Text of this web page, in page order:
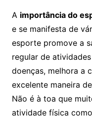
A importância do
e se manifesta de
esporte promove a
regular de
doenças, melhora a
excelente maneira
Não é à toa que
atividade física